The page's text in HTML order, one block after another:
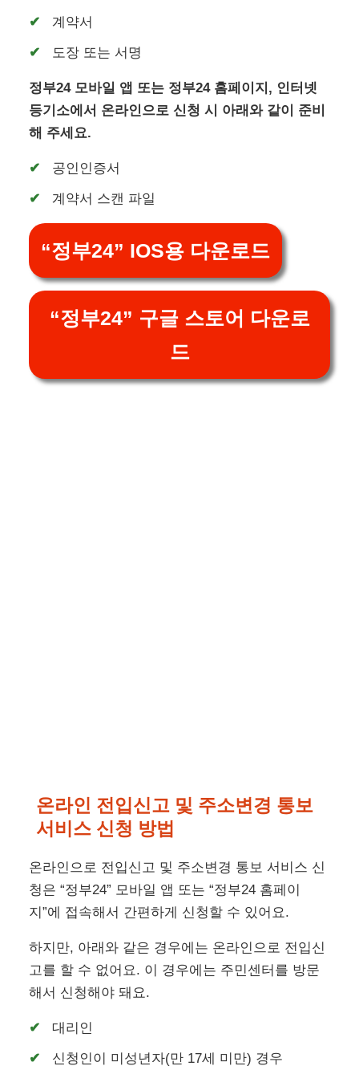
계약서
도장 또는 서명
정부24 모바일 앱 또는 정부24 홈페이지, 인터넷
등기소에서 온라인으로 신청 시 아래와 같이 준비
해 주세요.
공인인증서
계약서 스캔 파일
“정부24” IOS용 다운로드
“정부24” 구글 스토어 다운로
드
온라인 전입신고 및 주소변경 통보
서비스 신청 방법
온라인으로 전입신고 및 주소변경 통보 서비스 신
청은 “정부24” 모바일 앱 또는 “정부24 홈페이
지”에 접속해서 간편하게 신청할 수 있어요.
하지만, 아래와 같은 경우에는 온라인으로 전입신
고를 할 수 없어요. 이 경우에는 주민센터를 방문
해서 신청해야 돼요.
대리인
신청인이 미성년자(만 17세 미만) 경우